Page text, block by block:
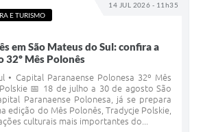
ao Cidadão
14 JUL 2026 - 11h35
E TURISMO
em São Mateus do Sul: confira a
32º Mês Polonês
• Capital Paranaense Polonesa 32º Mês
📅 18 de julho a 30 de agosto São
Paranaense Polonesa, já se prepara
edição do Mês Polonês, Tradycje Polskie,
culturais mais importantes do...